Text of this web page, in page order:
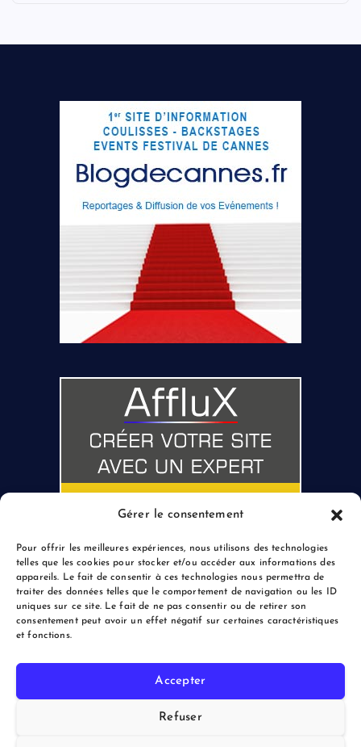
Gérer le consentement
Pour offrir les meilleures expériences, nous utilisons des technologies
telles que les cookies pour stocker et/ou accéder aux informations des
appareils. Le fait de consentir à ces technologies nous permettra de
traiter des données telles que le comportement de navigation ou les ID
uniques sur ce site. Le fait de ne pas consentir ou de retirer son
consentement peut avoir un effet négatif sur certaines caractéristiques
et fonctions.
Accepter
Refuser
Copyright © 2026 le Blogreporter | Powered by Afflux.info